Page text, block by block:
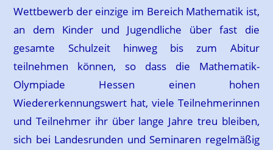
Wettbewerb der einzige im Bereich Mathematik ist,
an dem Kinder und Jugendliche über fast die
gesamte Schulzeit hinweg bis zum Abitur
teilnehmen können, so dass die Mathematik-
Olympiade Hessen einen hohen
Wiedererkennungswert hat, viele Teilnehmerinnen
und Teilnehmer ihr über lange Jahre treu bleiben,
sich bei Landesrunden und Seminaren regelmäßig